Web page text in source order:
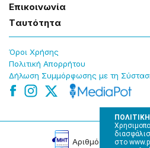
στο
Επɩκοɩνωνία
Tαυτότητα
Όροɩ Χρήσης
Πολɩτɩκή Απορρήτου
Δήλωση Συμμόρφωσης με τη
Αρɩθμός